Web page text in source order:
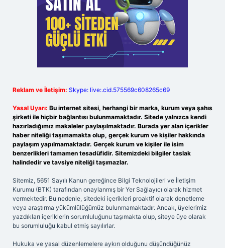
Reklam ve İletişim: Skype: live:.cid.575569c608265c69
Yasal Uyarı: Bu internet sitesi, herhangi bir marka, kurum veya şahıs
şirketi ile hiçbir bağlantısı bulunmamaktadır. Sitede yalnızca kendi
hazırladığımız makaleler paylaşılmaktadır. Burada yer alan içerikler
haber niteliği taşımamakta olup, gerçek kurum ve kişiler hakkında
paylaşım yapılmamaktadır. Gerçek kurum ve kişiler ile isim
benzerlikleri tamamen tesadüfidir. Sitemizdeki bilgiler taslak
halindedir ve tavsiye niteliği taşımazlar.
Sitemiz, 5651 Sayılı Kanun gereğince Bilgi Teknolojileri ve İletişim
Kurumu (BTK) tarafından onaylanmış bir Yer Sağlayıcı olarak hizmet
vermektedir. Bu nedenle, sitedeki içerikleri proaktif olarak denetleme
veya araştırma yükümlülüğümüz bulunmamaktadır. Ancak, üyelerimiz
yazdıkları içeriklerin sorumluluğunu taşımakta olup, siteye üye olarak
bu sorumluluğu kabul etmiş sayılırlar.
Hukuka ve yasal düzenlemelere aykırı olduğunu düşündüğünüz